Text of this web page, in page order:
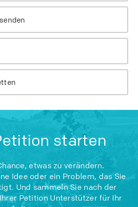
starten
etwas zu verändern.
Idee oder ein Problem, das Sie
Und sammeln Sie nach der
Petition Unterstützer für Ihr